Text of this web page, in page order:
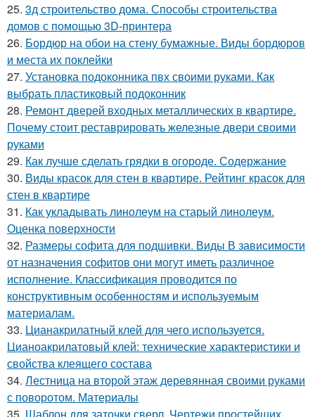
25. 3д строительство дома. Способы строительства
домов с помощью 3D-принтера
26. Бордюр на обои на стену бумажные. Виды бордюров
и места их поклейки
27. Установка подоконника пвх своими руками. Как
выбрать пластиковый подоконник
28. Ремонт дверей входных металлических в квартире.
Почему стоит реставрировать железные двери своими
руками
29. Как лучше сделать грядки в огороде. Содержание
30. Виды красок для стен в квартире. Рейтинг красок для
стен в квартире
31. Как укладывать линолеум на старый линолеум.
Оценка поверхности
32. Размеры софита для подшивки. Виды В зависимости
от назначения софитов они могут иметь различное
исполнение. Классификация проводится по
конструктивным особенностям и используемым
материалам.
33. Цианакрилатный клей для чего используется.
Цианоакрилатовый клей: технические характеристики и
свойства клеящего состава
34. Лестница на второй этаж деревянная своими руками
с поворотом. Материалы